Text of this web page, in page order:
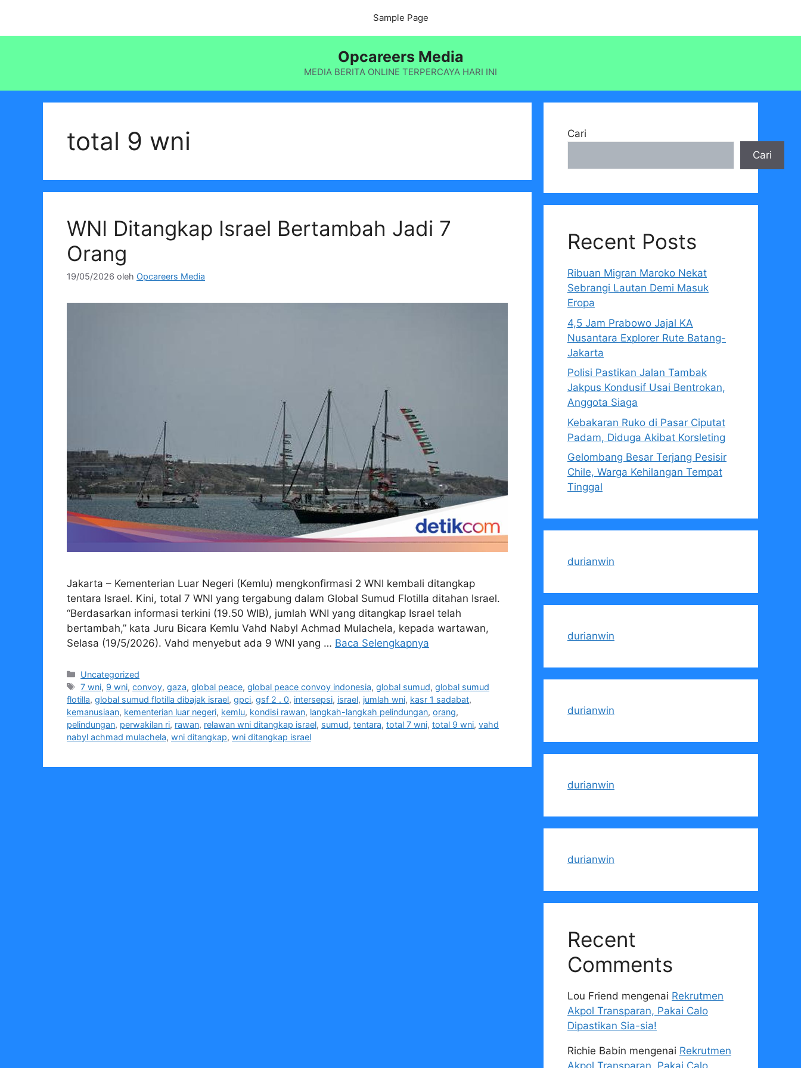
isi
Sample Page
Opcareers Media
MEDIA BERITA ONLINE TERPERCAYA HARI INI
total 9 wni
WNI Ditangkap Israel Bertambah Jadi 7
Orang
19/05/2026 oleh Opcareers Media
Jakarta – Kementerian Luar Negeri (Kemlu) mengkonfirmasi 2 WNI kembali ditangkap
tentara Israel. Kini, total 7 WNI yang tergabung dalam Global Sumud Flotilla ditahan Israel.
“Berdasarkan informasi terkini (19.50 WIB), jumlah WNI yang ditangkap Israel telah
bertambah,” kata Juru Bicara Kemlu Vahd Nabyl Achmad Mulachela, kepada wartawan,
Selasa (19/5/2026). Vahd menyebut ada 9 WNI yang … Baca Selengkapnya
Kategori
Uncategorized
Tag
7 wni, 9 wni,convoy,gaza,global peace,global peace convoy indonesia,global sumud,global sumud
flotilla, global sumud flotilla dibajak israel, gpci, gsf 2 . 0, intersepsi, israel, jumlah wni, kasr 1 sadabat,
kemanusiaan, kementerian luar negeri, kemlu, kondisi rawan, langkah-langkah pelindungan, orang,
pelindungan, perwakilan ri, rawan, relawan wni ditangkap israel, sumud, tentara, total 7 wni, total 9 wni, vahd
nabyl achmad mulachela, wni ditangkap, wni ditangkap israel
Cari
Cari
Recent Posts
Ribuan Migran Maroko Nekat
Sebrangi Lautan Demi Masuk
Eropa
4,5 Jam Prabowo Jajal KA
Nusantara Explorer Rute Batang-
Jakarta
Polisi Pastikan Jalan Tambak
Jakpus Kondusif Usai Bentrokan,
Anggota Siaga
Kebakaran Ruko di Pasar Ciputat
Padam, Diduga Akibat Korsleting
Gelombang Besar Terjang Pesisir
Chile, Warga Kehilangan Tempat
Tinggal
durianwin
durianwin
durianwin
durianwin
durianwin
Recent
Comments
Lou Friend mengenai Rekrutmen
Akpol Transparan, Pakai Calo
Dipastikan Sia-sia!
Richie Babin mengenai Rekrutmen
Akpol Transparan, Pakai Calo